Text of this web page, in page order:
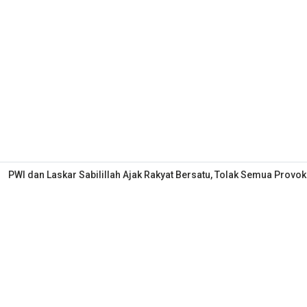
PWI dan Laskar Sabilillah Ajak Rakyat Bersatu, Tolak Semua